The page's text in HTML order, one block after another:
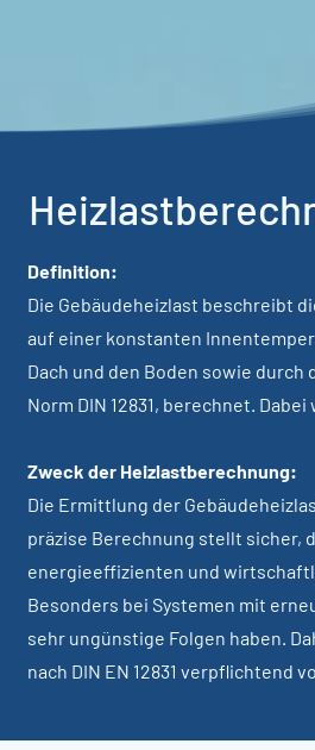
Definition:
Die Gebäudeheizlast beschreibt
auf einer konstanten
Dach und den Boden sowie
Norm DIN 12831, berechnet.
Zweck der Heizlastberechnung:
Die Ermittlung der
präzise Berechnung stellt sicher,
energieeffizienten und
Besonders bei Systemen mit
sehr ungünstige Folgen haben.
nach DIN EN 12831 verpflichtend